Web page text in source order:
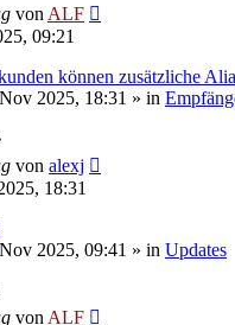
von ALF
09:21
können zusätzliche
2025, 18:31 » in
von alexj
18:31
2025, 09:41 » in Updates
von ALF